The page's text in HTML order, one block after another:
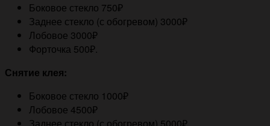
Боковое стекло 750₽
Заднее стекло (с обогревом) 3000₽
Лобовое 3000₽
Форточка 500₽.
Снятие клея:
Боковое стекло 1000₽
Лобовое 4500₽